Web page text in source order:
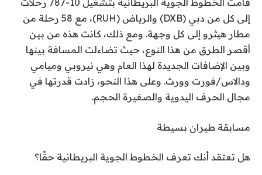
قامت الخطوط الجوية البريطانية بتشغيل 10-787 رحلات
إلى كل من دبي (DXB) والرياض (RUH)، مع 58 رحلة من
مطار هيثرو إلى كل وجهة. ومع ذلك، كانت هذه من بين
أقصر الطرق من هذا النوع، حيث تضاءلت المسافة بينها
وبين الإضافات الجديدة لهذا العام وهي نيروبي وميامي
ودالاس/فورت وورث. وعلى هذا النحو، زادت قدرتها في
مجال الحرف اليدوية والصغيرة الحجم.
مسابقة طيران بسيطة
هل تعتقد أنك تعرف الخطوط الجوية البريطانية حقًا؟